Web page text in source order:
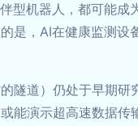
型机器人，都可能
是，AI在健康监测设
隧道）仍处于早期研
能演示超高速数据